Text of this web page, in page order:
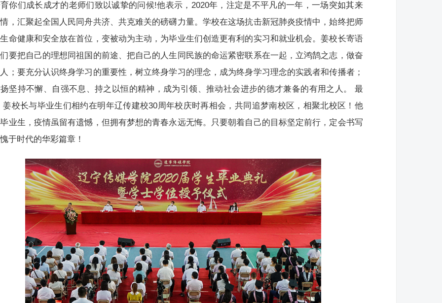
你们成长成才的老师们致以诚挚的问候!他表示，2020年，注定是不平凡的一年，一场突如其来
，汇聚起全国人民同舟共济、共克难关的磅礴力量。学校在这场抗击新冠肺炎疫情中，始终把师
命健康和安全放在首位，变被动为主动，为毕业生们创造更有利的实习和就业机会。姜校长寄语
要把自己的理想同祖国的前途、把自己的人生同民族的命运紧密联系在一起，立鸿鹄之志，做奋
；要充分认识终身学习的重要性，树立终身学习的理念，成为终身学习理念的实践者和传播者；
坚持不懈、自强不息、持之以恒的精神，成为引领、推动社会进步的德才兼备的有用之人。 最
姜校长与毕业生们相约在明年辽传建校30周年校庆时再相会，共同追梦南校区，相聚北校区！他
业生，疫情虽留有遗憾，但拥有梦想的青春永远无悔。只要朝着自己的目标坚定前行，定会书写
于时代的华彩篇章！